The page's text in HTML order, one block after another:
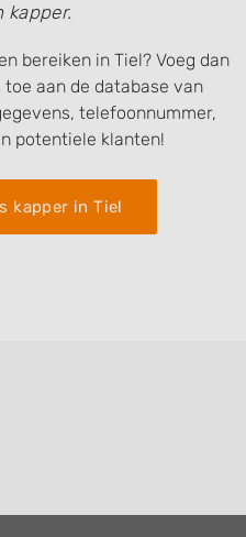
kapper.
bereiken in Tiel? Voeg dan
aan de database van
telefoonnummer,
potentiele klanten!
kapper in Tiel